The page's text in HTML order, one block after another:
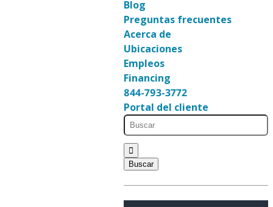
Blog
Preguntas frecuentes
Acerca de
Ubicaciones
Empleos
Financing
844-793-3772
Portal del cliente